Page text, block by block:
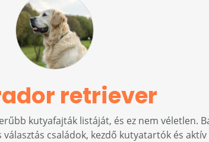
retriever
kutyafajták listáját, és ez nem véletlen.
családok, kezdő kutyatartók és